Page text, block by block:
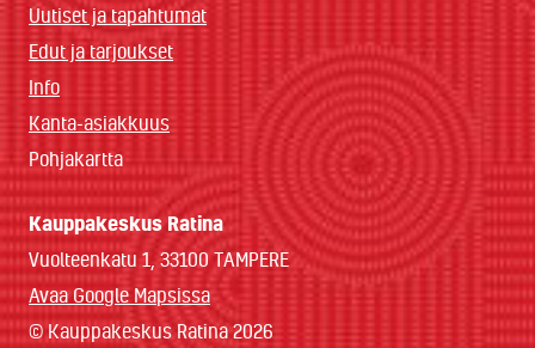
Uutiset ja tapahtumat
Edut ja tarjoukset
Info
Kanta-asiakkuus
Pohjakartta
Kauppakeskus Ratina
Vuolteenkatu 1, 33100 TAMPERE
Avaa Google Mapsissa
© Kauppakeskus Ratina 2026